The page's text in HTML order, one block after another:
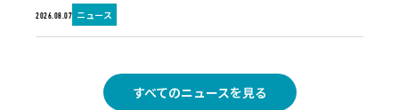
2026.08.07 ニュース
すべてのニュースを見る